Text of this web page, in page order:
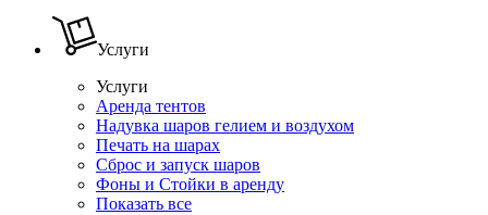
Услуги
Услуги
Аренда тентов
Надувка шаров гелием и воздухом
Печать на шарах
Сброс и запуск шаров
Фоны и Стойки в аренду
Показать все